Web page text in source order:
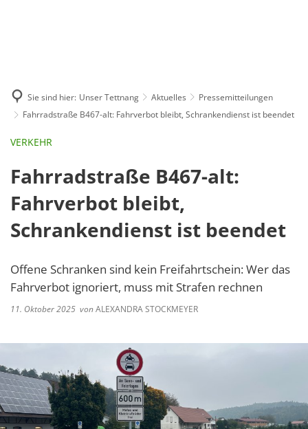
Sie sind hier: Unser Tettnang Aktuelles
Pressemitteilungen
Fahrradstraße B467-alt: Fahrverbot bleibt, Schrankendienst ist beendet
VERKEHR
Fahrradstraße B467-alt:
Fahrverbot bleibt,
Schrankendienst ist beendet
Offene Schranken sind kein Freifahrtschein: Wer das
Fahrverbot ignoriert, muss mit Strafen rechnen
11. Oktober 2025 vonALEXANDRA STOCKMEYER